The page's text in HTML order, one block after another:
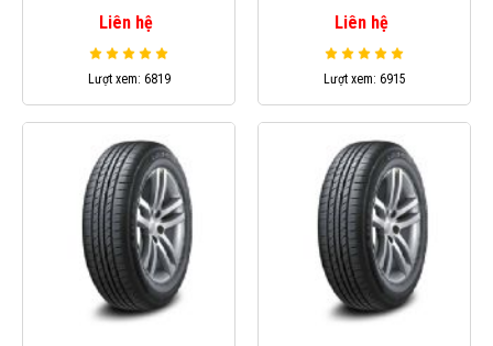
Liên hệ
Lượt xem: 6819
Liên hệ
Lượt xem: 6915